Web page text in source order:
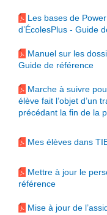
Les bases de
d’ÉcolesPlus - Guide
Manuel sur les
Guide de référence
Marche à suivre
élève fait l’objet d’un
précédant la fin de la
Mes élèves dans
Mettre à jour le
référence
Mise à jour de